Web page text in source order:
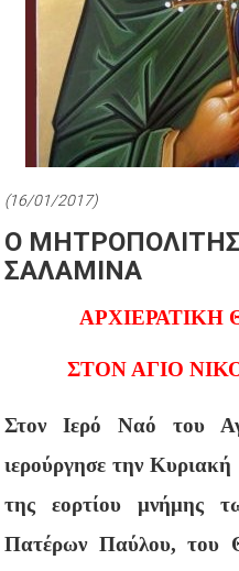
(16/01/2017)
Ο
ΣΑΛΑΜΙΝΑ
ΑΡΧΙΕΡΑΤΙΚΗ
ΣΤΟΝ ΑΓΙΟ
Στον Ιερό Ναό του
ιερούργησε την
της εορτίου μνήμης
Πατέρων Παύλου, του